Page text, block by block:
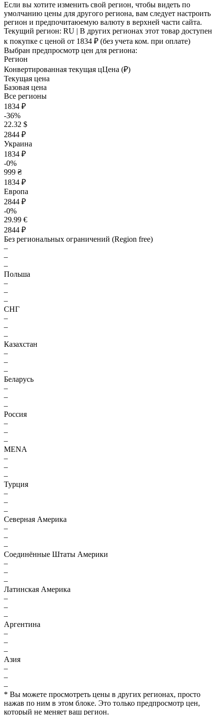
Если вы хотите изменить свой регион, чтобы видеть по
умолчанию цены для другого региона, вам следует настроить
регион и предпочитаюемую валюту в верхней части сайта.
Текущий регион: RU | В других регионах этот товар доступен
к покупке с ценой от 1834 ₽ (без учета ком. при оплате)
Выбран предпросмотр цен для региона:
Регион
Конвертированная текущая цЦена (₽)
Текущая цена
Базовая цена
Все регионы
1834 ₽
-36%
22.32 $
2844 ₽
Украина
1834 ₽
-0%
999 ₴
1834 ₽
Европа
2844 ₽
-0%
29.99 €
2844 ₽
Без региональных ограничений (Region free)
–
–
–
Польша
–
–
–
СНГ
–
–
–
Казахстан
–
–
–
Беларусь
–
–
–
Россия
–
–
–
MENA
–
–
–
Турция
–
–
–
Северная Америка
–
–
–
Соединённые Штаты Америки
–
–
–
Латинская Америка
–
–
–
Аргентина
–
–
–
Азия
–
–
–
* Вы можете просмотреть цены в других регионах, просто
нажав по ним в этом блоке. Это только предпросмотр цен,
который не меняет ваш регион.